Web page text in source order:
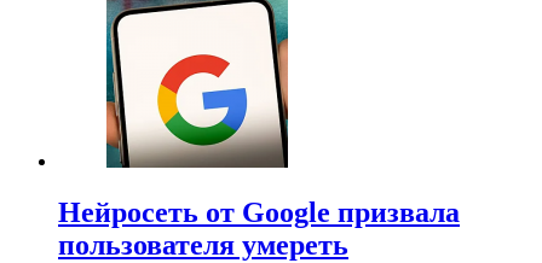
Нейросеть от Google призвала
пользователя умереть